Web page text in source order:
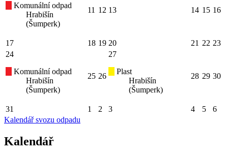
Komunální odpad
Hrabišín
(Šumperk)
11 12 13 14 15 16
17 18 19 20 21 22 23
24
Komunální odpad
Hrabišín
(Šumperk)
25 26
27
Plast
Hrabišín
(Šumperk)
28 29 30
31 1 2 3 4 5
6
Kalendář svozu odpadu
Kalendář